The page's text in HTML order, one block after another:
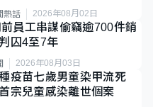
熱話 2026年08月02日
員工串謀偷竊逾700件銷
囚4至7年
2026年08月03日
疫苗七歲男童染甲流死
宗兒童感染離世個案